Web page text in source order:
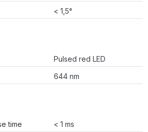
< 1,5°
Pulsed red LED
644 nm
time
< 1 ms